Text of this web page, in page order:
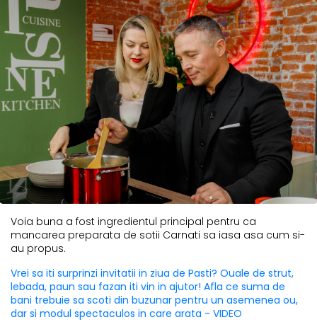
Voia buna a fost ingredientul principal pentru ca
mancarea preparata de sotii Carnati sa iasa asa cum si-
au propus.
Vrei sa iti surprinzi invitatii in ziua de Pasti? Ouale de strut,
lebada, paun sau fazan iti vin in ajutor! Afla ce suma de
bani trebuie sa scoti din buzunar pentru un asemenea ou,
dar si modul spectaculos in care arata - VIDEO